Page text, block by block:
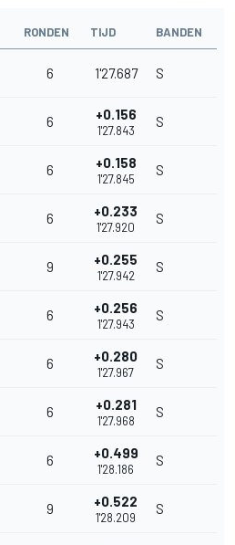
RONDEN TIJD BANDEN
6 1'27.687 S
6 +0.156
1'27.843
S
6 +0.158
1'27.845
S
6 +0.233
1'27.920
S
9 +0.255
1'27.942
S
6 +0.256
1'27.943
S
6 +0.280
1'27.967
S
6 +0.281
1'27.968
S
6 +0.499
1'28.186
S
9 +0.522
1'28.209
S